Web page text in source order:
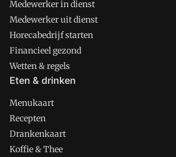
Medewerker in dienst
Medewerker uit dienst
Horecabedrijf starten
Financieel gezond
Wetten & regels
Eten & drinken
Menukaart
Recepten
Drankenkaart
Koffie & Thee